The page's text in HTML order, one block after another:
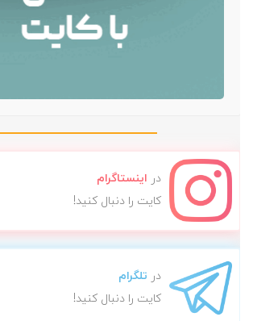
دراینستاگرام
کایت را دنبال کنید!
درتلگرام
کایت را دنبال کنید!